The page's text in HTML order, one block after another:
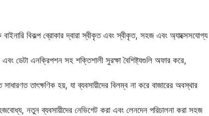
বাইনারি বিকল্প ব্রোকার দ্বারা স্বীকৃত এবং স্বীকৃত, সহজ এবং অ্যাক্সেসযোগ্য
ডেটা এনক্রিপশন সহ শক্তিশালী সুরক্ষা বৈশিষ্ট্যগুলি অফার করে,
তাৎক্ষণিক হয়, যা ব্যবসায়ীদের বিলম্ব না করে বাজারের অবস্থার
নতুন ব্যবসায়ীদের নেভিগেট করা এবং লেনদেন পরিচালনা করা সহজ